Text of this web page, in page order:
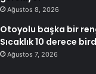
Ağustos 8, 2026
Otoyolu başka bir
Sıcaklık 10 derece
Ağustos 7, 2026